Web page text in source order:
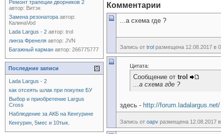
Комментарии
...а схема где ?
Запись от trol размещена 12.08.2017 в
Цитата:
Сообщение от trol
...а схема где ?
здесь - http://forum.ladalargus.net/
Запись от oapv размещена 12.08.2017 в
Ремонт трапеции дворников 2
автор: Витэк
Замена резонатора автор:
КалинаVod
Lada Largus - 2 автор: trol
линза Френеля автор: JVN
Багажный карман автор: 266775777
Последние записи
Lada Largus - 2
как отсеять шлак при покупке БУ
Выбор и приобретение Largus
Cross
Наблюдение за АКБ на Кенгурине
Кенгурин, 5мес и 10тык.